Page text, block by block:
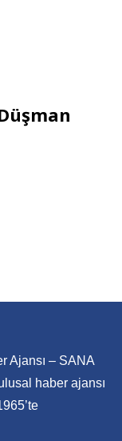
Ajansı – SANA
haber ajansı